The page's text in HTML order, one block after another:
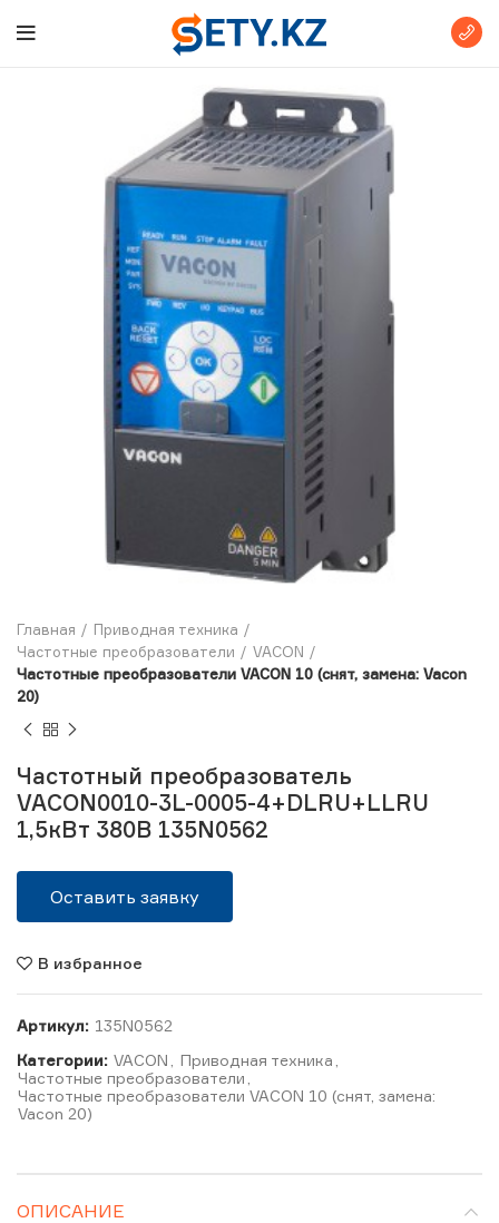
Главная
Приводная техника
Частотные преобразователи
VACON
Частотные преобразователи VACON 10 (снят, замена: Vacon
20)
Частотный преобразователь
VACON0010-3L-0005-4+DLRU+LLRU
1,5кВт 380В 135N0562
Оставить заявку
В избранное
Артикул: 135N0562
Категории: VACON Приводная техника
Частотные преобразователи
Частотные преобразователи VACON 10 (снят, замена:
Vacon 20)
ОПИСАНИЕ